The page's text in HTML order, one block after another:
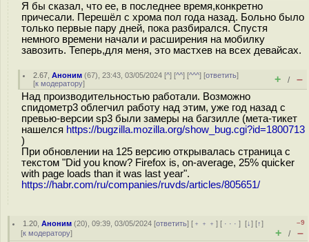
Я бы сказал, что ее, в последнее время,конкретно
причесали. Перешёл с хрома пол года назад. Больно было
только первые пару дней, пока разбирался. Спустя
немного времени начали и расширения на мобилку
завозить. Теперь,для меня, это мастхев на всех девайсах.
2.67 ,Аноним (67), 23:43, 03/05/2024 [^] [^^] [^^^] [ответить]
[к модератору] + / –
Над производительностью работали. Возможно
спидометр3 облегчил работу над этим, уже год назад с
превью-версии sp3 были замеры на багзилле (мета-тикет
нашелся https://bugzilla.mozilla.org/show_bug.cgi?id=1800713
)
При обновлении на 125 версию открывалась страница с
текстом "Did you know? Firefox is, on-average, 25% quicker
with page loads than it was last year".
https://habr.com/ru/companies/ruvds/articles/805651/
1.20 ,Аноним (20), 09:39, 03/05/2024 [ответить] [ ﹢﹢﹢] [ · · ·][↓] [↑]
[к модератору]
–9
+ / –